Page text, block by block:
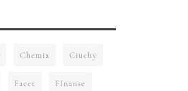
Chemia Ciuchy
Facet FInanse